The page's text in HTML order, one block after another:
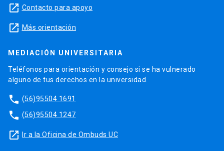
launch Contacto para apoyo
launch Más orientación
MEDIACIÓN UNIVERSITARIA
Teléfonos para orientación y consejo si se ha vulnerado
alguno de tus derechos en la universidad.
phone (56)95504 1691
phone (56)95504 1247
launch Ir a la Oficina de Ombuds UC